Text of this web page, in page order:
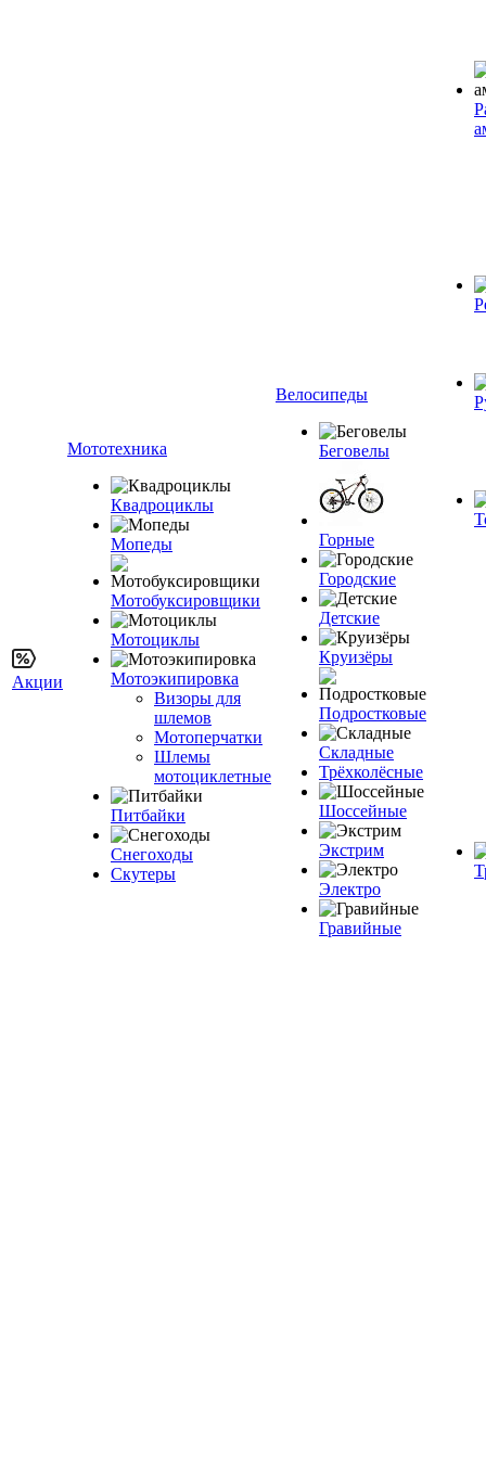
Акции
Мототехника
Квадроциклы
Мопеды
Мотобуксировщики
Мотоциклы
Мотоэкипировка
Визоры для
шлемов
Мотоперчатки
Шлемы
мотоциклетные
Питбайки
Снегоходы
Скутеры
Велосипеды
Беговелы
Горные
Городские
Детские
Круизёры
Подростковые
Складные
Трёхколёсные
Шоссейные
Экстрим
Электро
Гравийные